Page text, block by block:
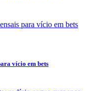
vício em bets